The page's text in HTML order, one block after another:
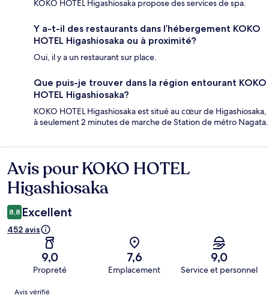
KOKO HOTEL Higashiosaka propose des services de spa.
Y a-t-il des restaurants dans l’hébergement KOKO
HOTEL Higashiosaka ou à proximité?
Oui, il y a un restaurant sur place.
Que puis-je trouver dans la région entourant KOKO
HOTEL Higashiosaka?
KOKO HOTEL Higashiosaka est situé au cœur de Higashiosaka,
à seulement 2 minutes de marche de Station de métro Nagata.
Avis
Avis pour KOKO HOTEL
Higashiosaka
8,8 Excellent
452 avis
9,0
Propreté
7,6
Emplacement
9,0
Service et personnel
Avis
Avis vérifié